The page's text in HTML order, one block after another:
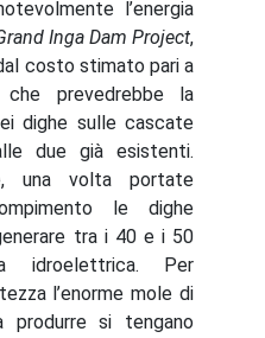
l’energia
Inga Dam Project,
costo stimato pari a
prevedrebbe la
dighe sulle cascate
due già esistenti.
una volta portate
le dighe
tra i 40 e i 50
idroelettrica. Per
l’enorme mole di
si tengano